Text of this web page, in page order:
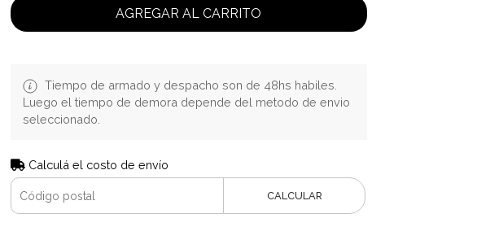
AGREGAR AL CARRITO
Tiempo de armado y despacho son de 48hs habiles.
Luego el tiempo de demora depende del metodo de envio
seleccionado.
Calculá el costo de envío
CALCULAR